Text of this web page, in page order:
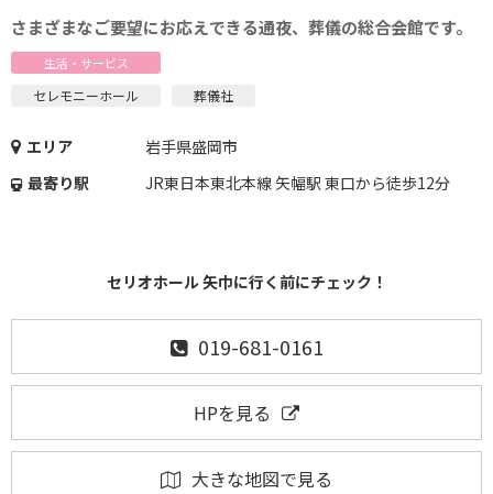
さまざまなご要望にお応えできる通夜、葬儀の総合会館です。
生活・サービス
セレモニーホール 葬儀社
エリア
岩手県盛岡市
最寄り駅
JR東日本東北本線 矢幅駅 東口から徒歩12分
セリオホール 矢巾に行く前にチェック！
019-681-0161
HPを見る
大きな地図で見る